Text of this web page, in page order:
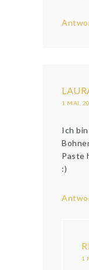
1 MAI,
Ich
Paste
:)
1